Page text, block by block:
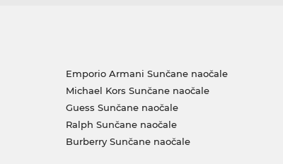
Emporio Armani Sunčane naočale
Michael Kors Sunčane naočale
Guess Sunčane naočale
Ralph Sunčane naočale
Burberry Sunčane naočale